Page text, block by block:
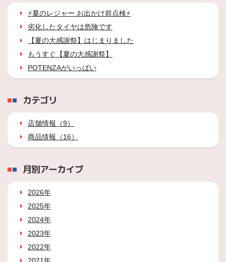
⚡夏のレジャー お出かけ前点検⚡
劣化したタイヤは危険です
【夏の大感謝祭】はじまりました
もうすぐ【夏の大感謝祭】
POTENZAがいっぱい
カテゴリ
店舗情報（9）
商品情報（16）
月別アーカイブ
2026年
2025年
2024年
2023年
2022年